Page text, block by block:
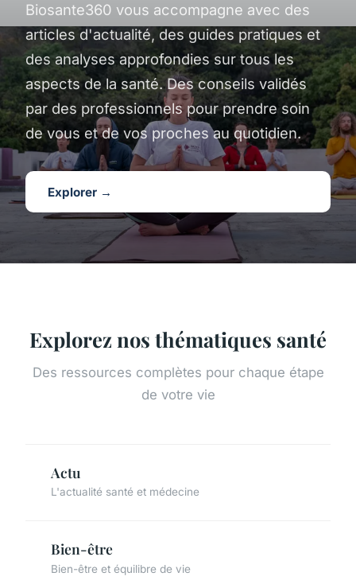
Biosante360 vous accompagne avec des
articles d'actualité, des guides pratiques et
des analyses approfondies sur tous les
aspects de la santé. Des conseils validés
par des professionnels pour prendre soin
de vous et de vos proches au quotidien.
Explorer →
Explorez nos thématiques santé
Des ressources complètes pour chaque étape
de votre vie
Actu
L'actualité santé et médecine
Bien-être
Bien-être et équilibre de vie